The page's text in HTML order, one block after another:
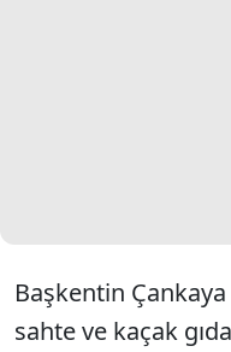
Başkentin
sahte ve kaçak